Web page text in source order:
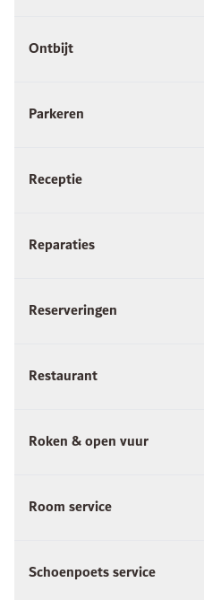
Ontbijt
Parkeren
Receptie
Reparaties
Reserveringen
Restaurant
Roken & open vuur
Room service
Schoenpoets service